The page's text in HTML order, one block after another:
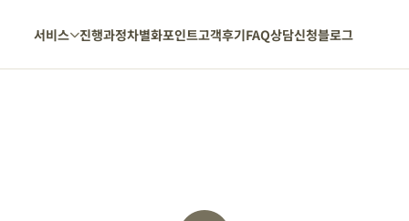
서비스 진행과정차별화포인트고객후기FAQ상담신청블로그